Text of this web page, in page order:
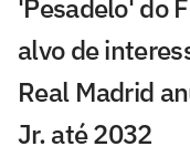
'Pesadelo' do
alvo de
Real Madrid
Jr. até 2032